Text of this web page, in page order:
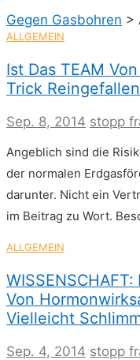
Gegen Gasbohren >
ALLGEMEIN
Ist Das TEAM
Trick
Sep. 8, 2014 stopp
Angeblich sind die
der normalen
darunter. Nicht ein
im Beitrag zu Wort.
ALLGEMEIN
Von
Vielleicht
Sep. 4, 2014 stopp